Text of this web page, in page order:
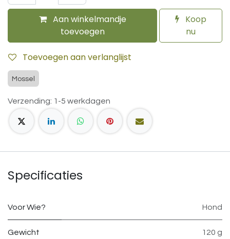
Aan winkelmandje
toevoegen
Koop
nu
Toevoegen aan verlanglijst
Mossel
Verzending: 1-5 werkdagen
Specificaties
Voor Wie? Hond
Gewicht 120 g